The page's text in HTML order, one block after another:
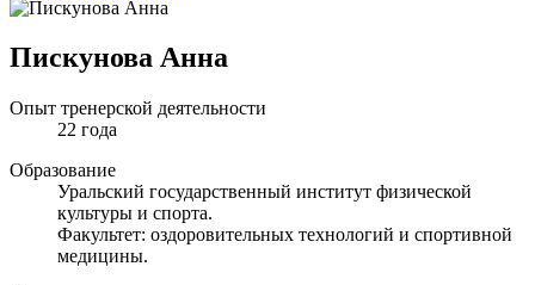
Пискунова Анна
Опыт тренерской деятельности
22 года
Образование
Уральский государственный институт физической
культуры и спорта.
Факультет: оздоровительных технологий и спортивной
медицины.